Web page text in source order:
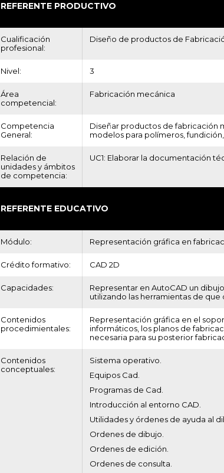
REFERENTE PRODUCTIVO
Cualificación
profesional:
Diseño de productos de
Nivel: 3
Área
competencial:
Fabricación mecánica
Competencia
General:
Diseñar productos de fabricación
modelos para polímeros,
Relación de
unidades y ámbitos
de competencia:
UC1: Elaborar la documentación
REFERENTE EDUCATIVO
Módulo: Representación gráfica en
Crédito formativo: CAD 2D
Capacidades:
Representar en AutoCAD un
utilizando las herramientas de
Contenidos
procedimientales:
Representación gráfica en el
informáticos, los planos de
necesaria para su posterior
Contenidos
conceptuales:
Sistema operativo.
Equipos Cad.
Programas de Cad.
Introducción al entorno CAD.
Utilidades y órdenes de ayuda al
Ordenes de dibujo.
Ordenes de edición.
Ordenes de consulta.